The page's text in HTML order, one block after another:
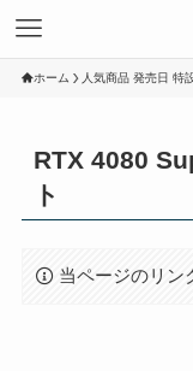
ホーム 人気商品 発売日 特
RTX 4080
ト
当ページのリン